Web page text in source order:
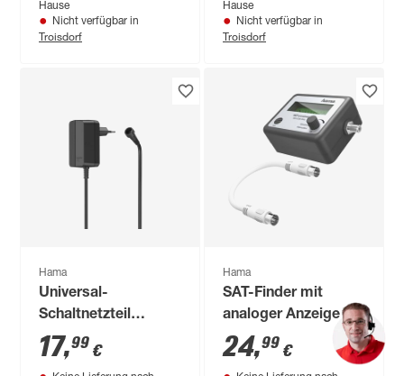
Hause
Nicht verfügbar in
Troisdorf
Hause
Nicht verfügbar in
Troisdorf
Hama
Universal-
Schaltnetzteil
schwarz 7 Adapter,
1000 mA
17,99 €
Hama
SAT-Finder mit
analoger Anzeige
24,99 €